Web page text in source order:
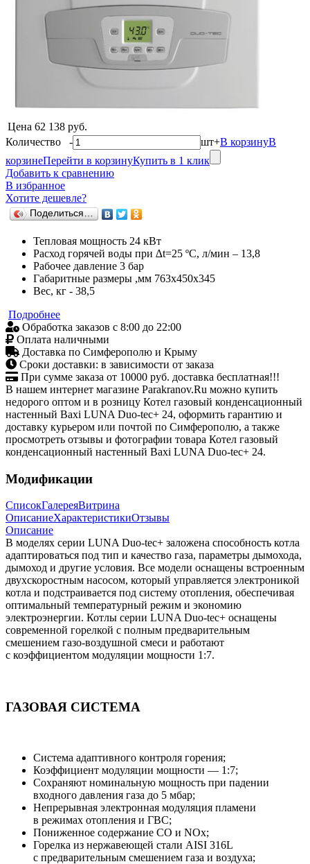
Цена 62 138 руб.
Количество - шт+В корзинуВ
корзинеПерейти в корзинуКупить в 1 клик
Добавить к сравнению
В избранное
Хотите дешевле?
Поделиться…
Тепловая мощность 24 кВт
Расход горячей воды при ∆t=25 ºС, л/мин – 13,8
Рабочее давление 3 бар
Габаритные размеры ,мм 763x450x345
Вес, кг - 38,5
Подробнее
Обработка заказов с 8:00 до 22:00
Оплата наличными
Доставка по Симферополю и Крыму
Сроки доставки: в зависимости от заказа
При сумме заказа от 10000 руб. доставка бесплатная!!!
В нашем интернет магазине Parakranov.Ru можно купить
недорого оптом и в розницу Котел газовый конденсационный
настенный Baxi LUNA Duo-tec+ 24, оформить гарантию и
доставку курьером или почтой по Симферополю, а также
просмотреть отзывы и фотографии товара Котел газовый
конденсационный настенный Baxi LUNA Duo-tec+ 24.
Модификации
СписокГалереяВитрина
ОписаниеХарактеристикиОтзывы
Описание
В моделях серии LUNA Duo-tec+ заложена способность котла
адаптироваться под тип и качество газа, параметры дымохода,
дымоход и другие условия. Все модели оснащены встроенным
двухскоростным насосом, который управляется электроникой
котла и подстраивается под систему отопления, обеспечивая
оптимальный температурный режим и экономию
электроэнергии. Котлы серии LUNA Duo-tec+ оснащены
современной горелкой с полным предварительным
смешением газо-воздушной смеси и работают
с коэффициентом модуляции мощности 1:7.
ГАЗОВАЯ СИСТЕМА
Система адаптивного контроля горения;
Коэффициент модуляции мощности — 1:7;
Сохраняют номинальную мощность при падении
входного давления газа до 5 мбар;
Непрерывная электронная модуляция пламени
в режимах отопления и ГВС;
Пониженное содержание СО и NOx;
Горелка из нержавеющей стали AISI 316L
с предварительным смешением газа и воздуха;